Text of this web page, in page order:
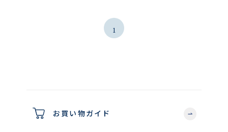
1
お買い物ガイド